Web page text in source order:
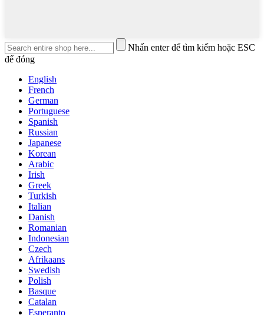
Nhấn enter để tìm kiếm hoặc ESC
để đóng
English
French
German
Portuguese
Spanish
Russian
Japanese
Korean
Arabic
Irish
Greek
Turkish
Italian
Danish
Romanian
Indonesian
Czech
Afrikaans
Swedish
Polish
Basque
Catalan
Esperanto